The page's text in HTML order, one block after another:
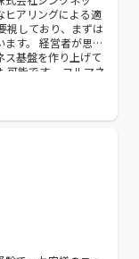
ヒアリングによる適
視しており、まずは
す。 経営者が思い
ス基盤を作り上げて
可能です。 フルマネ
移行などをはじめ
ービスを提供して